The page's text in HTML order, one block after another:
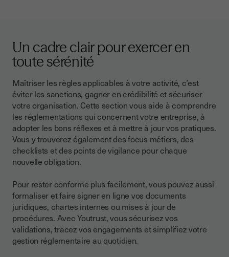
Un cadre clair pour exercer en
toute sérénité
Maîtriser les règles applicables à votre activité, c’est
éviter les sanctions, gagner en crédibilité et sécuriser
votre organisation. Cette section vous aide à comprendre
les réglementations qui concernent votre entreprise, à
adopter les bons réflexes et à mettre à jour vos pratiques.
Vous y trouverez également des focus métiers, des
checklists et des points de vigilance pour chaque
nouvelle obligation.
Pour rester conforme plus facilement, vous pouvez aussi
formaliser et faire signer en ligne vos documents
juridiques, chartes internes ou mises à jour de
procédures. Avec Youtrust, vous sécurisez vos
validations, tracez vos engagements et simplifiez votre
gestion réglementaire au quotidien.